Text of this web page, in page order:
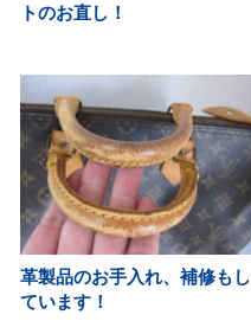
トのお直し！
革製品のお手入れ、補修もし
ています！